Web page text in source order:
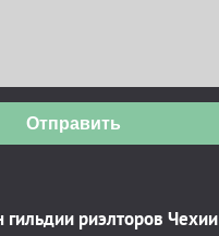
Отправить
гильдии риэлторов Чехии